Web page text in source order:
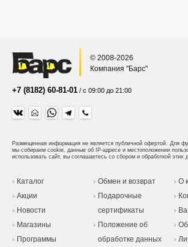
© 2008-2026
Компания "Барс"
+7 (8182) 60-81-01 / с 09:00 до 21:00
Размещенная информация не является публичной офертой. Для
мы собираем cookie, данные об IP-адресе и местоположении
использовать сайт, вы соглашаетесь со сбором и обработкой этих
Каталог
Акции
Новости
Магазины
Программы
Обмен и возврат
Подарочные
сертификаты
Положение об
обработке данных
О